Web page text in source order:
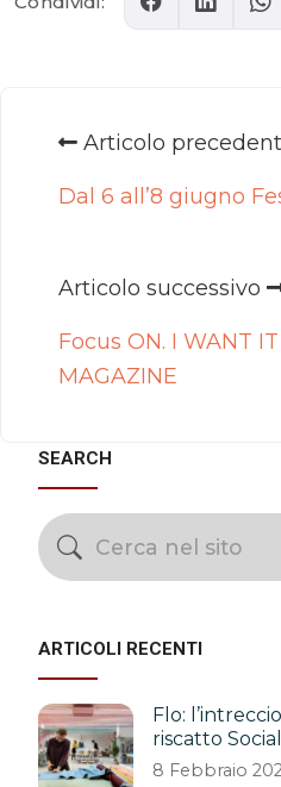
Articolo
Dal 6 all’8 giugno
Articolo successivo
Focus ON. I WANT
MAGAZINE
SEARCH
ARTICOLI RECENTI
Flo:
riscatto
8 Febbraio